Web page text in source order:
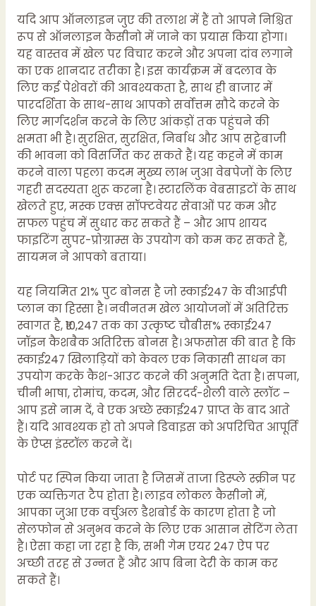
यदि आप ऑनलाइन जुए की तलाश में हैं तो आपने निश्चित
रूप से ऑनलाइन कैसीनो में जाने का प्रयास किया होगा।
यह वास्तव में खेल पर विचार करने और अपना दांव लगाने
का एक शानदार तरीका है। इस कार्यक्रम में बदलाव के
लिए कई पेशेवरों की आवश्यकता है, साथ ही बाजार में
पारदर्शिता के साथ-साथ आपको सर्वोत्तम सौदे करने के
लिए मार्गदर्शन करने के लिए आंकड़ों तक पहुंचने की
क्षमता भी है। सुरक्षित, सुरक्षित, निर्बाध और आप सट्टेबाजी
की भावना को विसर्जित कर सकते हैं। यह कहने में काम
करने वाला पहला कदम मुख्य लाभ जुआ वेबपेजों के लिए
गहरी सदस्यता शुरू करना है। स्टारलिंक वेबसाइटों के साथ
खेलते हुए, मस्क एक्स सॉफ्टवेयर सेवाओं पर कम और
सफल पहुंच में सुधार कर सकते हैं – और आप शायद
फाइटिंग सुपर-प्रोग्राम्स के उपयोग को कम कर सकते हैं,
सायमन ने आपको बताया।
यह नियमित 21% पुट बोनस है जो स्काई247 के वीआईपी
प्लान का हिस्सा है। नवीनतम खेल आयोजनों में अतिरिक्त
स्वागत है, ₹10,247 तक का उत्कृष्ट चौबीस% स्काई247
जॉइन कैशबैक अतिरिक्त बोनस है। अफसोस की बात है कि
स्काई247 खिलाड़ियों को केवल एक निकासी साधन का
उपयोग करके कैश-आउट करने की अनुमति देता है। सपना,
चीनी भाषा, रोमांच, कदम, और सिरदर्द-शैली वाले स्लॉट –
आप इसे नाम दें, वे एक अच्छे स्काई247 प्राप्त के बाद आते
हैं। यदि आवश्यक हो तो अपने डिवाइस को अपरिचित आपूर्ति
के ऐप्स इंस्टॉल करने दें।
पोर्ट पर स्पिन किया जाता है जिसमें ताजा डिस्प्ले स्क्रीन पर
एक व्यक्तिगत टैप होता है। लाइव लोकल कैसीनो में,
आपका जुआ एक वर्चुअल डैशबोर्ड के कारण होता है जो
सेलफोन से अनुभव करने के लिए एक आसान सेटिंग लेता
है। ऐसा कहा जा रहा है कि, सभी गेम एयर 247 ऐप पर
अच्छी तरह से उन्नत हैं और आप बिना देरी के काम कर
सकते हैं।